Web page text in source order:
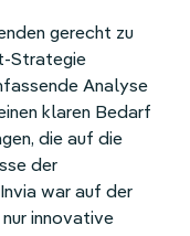
gerecht zu
Strategie
Analyse
klaren Bedarf
die auf die
der
war auf der
nur innovative